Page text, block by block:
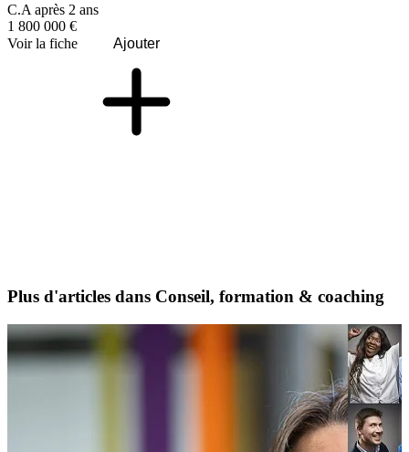
C.A après 2 ans
1 800 000 €
Voir la fiche
Ajouter
Plus d'articles dans Conseil, formation & coaching